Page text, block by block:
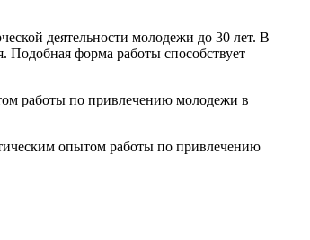
деятельности молодежи до 30 лет. В
Подобная форма работы способствует
работы по привлечению молодежи в
опытом работы по привлечению